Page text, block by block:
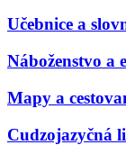
Učebnice a
Náboženstvo a
Mapy a
Cudzojazyčná